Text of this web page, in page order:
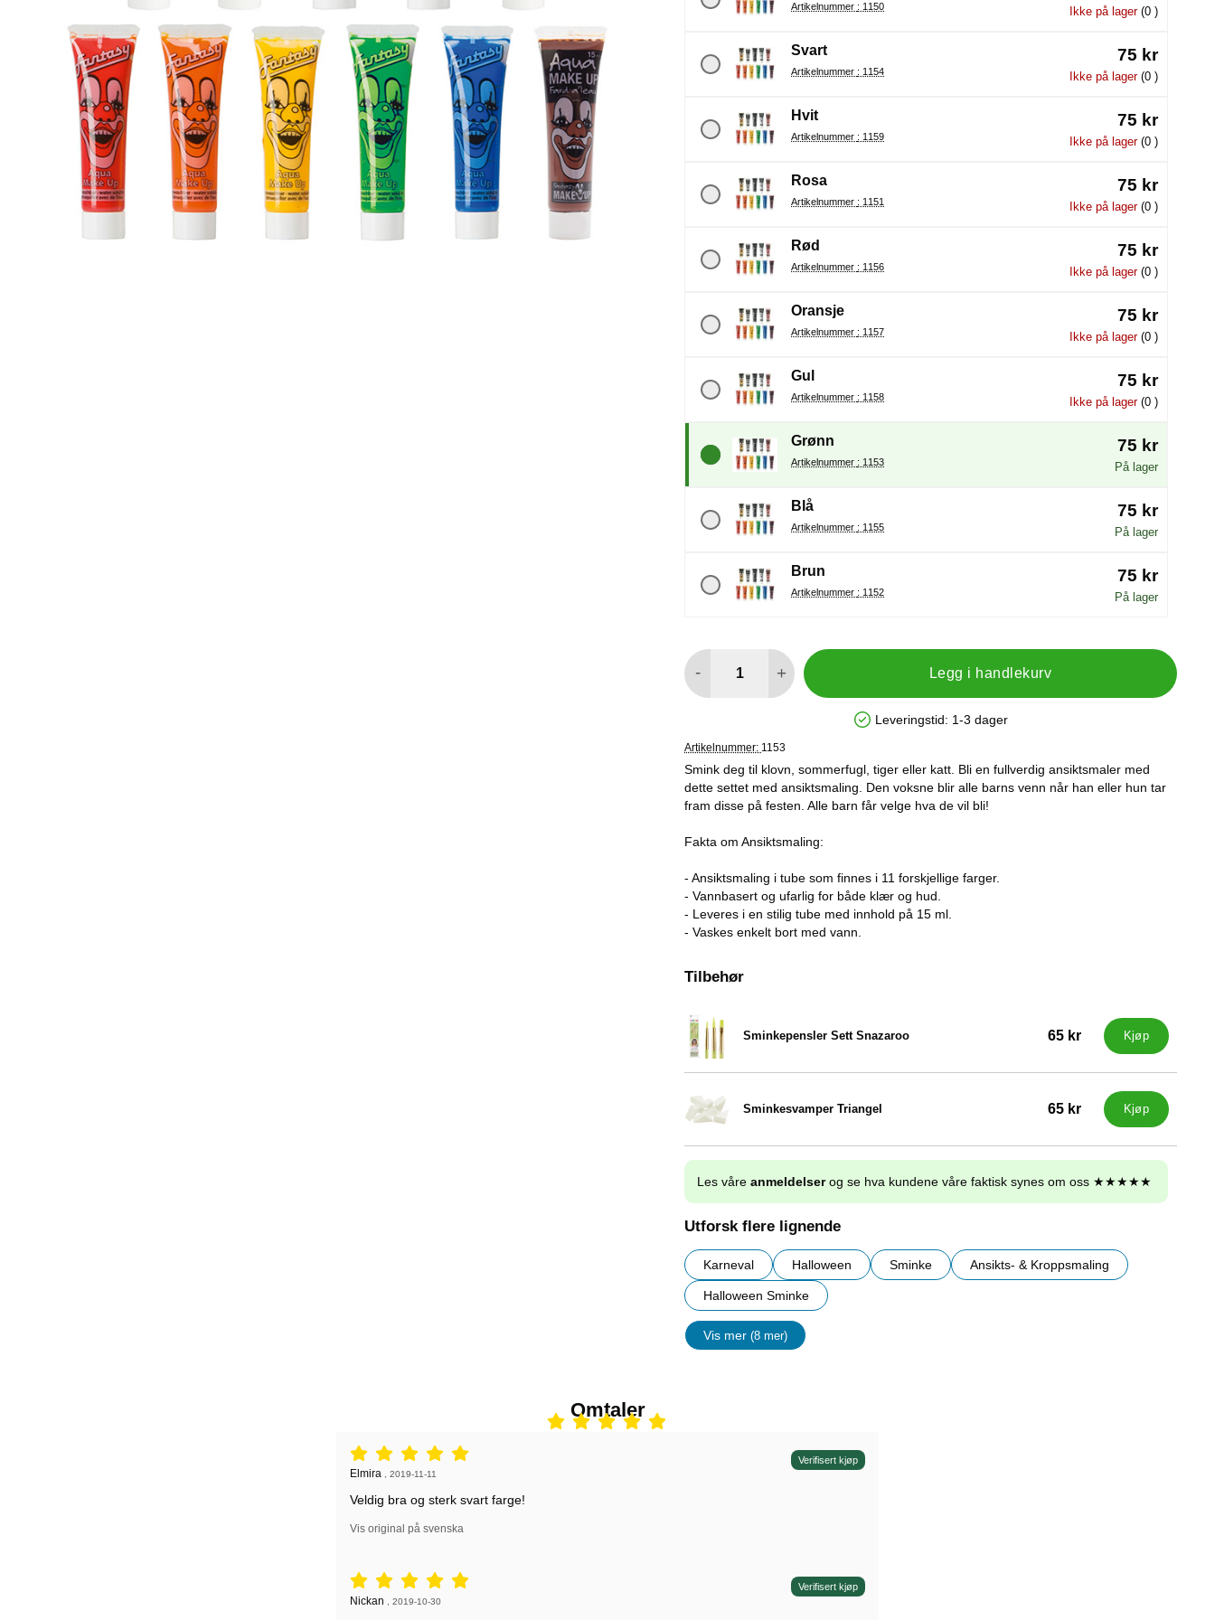
Artikelnummer : 1150 Ikke på lager(0 )
Svart
Artikelnummer : 1154
75 kr
Ikke på lager(0 )
Hvit
Artikelnummer : 1159
75 kr
Ikke på lager(0 )
Rosa
Artikelnummer : 1151
75 kr
Ikke på lager(0 )
Rød
Artikelnummer : 1156
75 kr
Ikke på lager(0 )
Oransje
Artikelnummer : 1157
75 kr
Ikke på lager(0 )
Gul
Artikelnummer : 1158
75 kr
Ikke på lager(0 )
Grønn
Artikelnummer : 1153
75 kr
På lager
Blå
Artikelnummer : 1155
75 kr
På lager
Brun
Artikelnummer : 1152
75 kr
På lager
- + Legg i handlekurv
Produkttilgjengelighet: På lager
Leveringstid: 1-3 dager
Artikelnummer: 1153
Smink deg til klovn, sommerfugl, tiger eller katt. Bli en fullverdig ansiktsmaler med
dette settet med ansiktsmaling. Den voksne blir alle barns venn når han eller hun tar
fram disse på festen. Alle barn får velge hva de vil bli!
Fakta om Ansiktsmaling:
- Ansiktsmaling i tube som finnes i 11 forskjellige farger.
- Vannbasert og ufarlig for både klær og hud.
- Leveres i en stilig tube med innhold på 15 ml.
- Vaskes enkelt bort med vann.
Tilbehør
Sminkepensler Sett Snazaroo
Varenummer 13517 65 kr Kjøp
Sminkesvamper Triangel
Varenummer 13401 65 kr Kjøp
Les våre anmeldelserog se hva kundene våre faktisk synes om oss ★★★★★
Utforsk flere lignende
Karneval Halloween Sminke Ansikts- & Kroppsmaling
Halloween Sminke
Vis mer (8 mer)
egenskaper
Omtaler
Vurdering: 5 stjerne av 5,
Verifisert kjøp
Anmeldelse av:
Elmira , 2019-11-11
Veldig bra og sterk svart farge!
Vis original på svenska
Vurdering: 5 stjerne av 5,
Verifisert kjøp
Anmeldelse av:
Nickan 2019-10-30